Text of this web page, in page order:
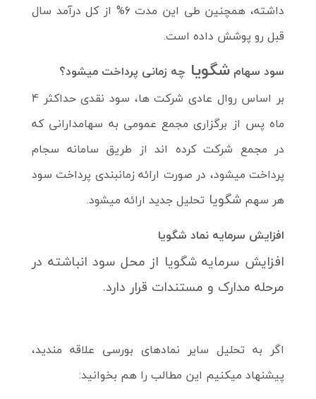
داشته،
همچنین طی این مدت 6% از کل درآمد سال
قبل رو پوشش داده است.
سود سهام شگویا چه زمانی پرداخت میشود؟
بر اساس روال عادی شرکت ها، سود نقدی حداکثر 4
ماه پس از برگزاری مجمع عمومی به سهامدارانی که
در مجمع شرکت کرده اند از طریق سامانه سجام
پرداخت میشود، در صورت ارائه زمانبندی پرداخت سود
هر سهم شگویا تحلیل جدید ارائه میشود.
افزایش سرمایه نماد شگویا
افزایش سرمایه شگویا از محل سود انباشته در
مرحله مدارک و مستندات قرار دارد.
اگر به تحلیل سایر نمادهای بورسی علاقه مندید،
پیشنهاد میکنیم این مطالب را هم بخوانید: